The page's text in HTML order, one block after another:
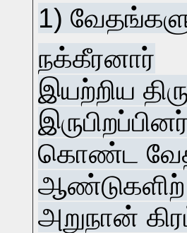
1)
நக்கீரனார்
இயற்றிய
கொண்ட
அறுநான்